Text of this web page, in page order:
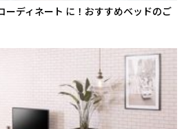
ーディネート に！おすすめベッドのご